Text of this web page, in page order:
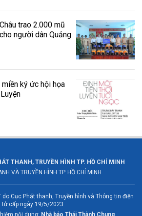
trao 2.000 mũ
người dân Quảng
ký ức hội họa
THANH, TRUYỀN HÌNH TP. HỒ CHÍ MINH
VÀ TRUYỀN HÌNH TP. HỒ CHÍ MINH
do Cục Phát thanh, Truyền hình và Thông tin điện
tử cấp ngày 19/5/2023
nội dung: Nhà báo Thái Thành Chung